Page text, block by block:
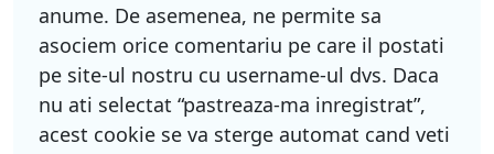
anume. De asemenea, ne permite sa
asociem orice comentariu pe care il postati
pe site-ul nostru cu username-ul dvs. Daca
nu ati selectat “pastreaza-ma inregistrat”,
acest cookie se va sterge automat cand veti